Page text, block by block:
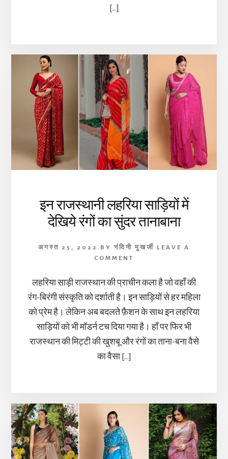
[…]
इन राजस्थानी लहरिया साड़ियों में
देखिये रंगों का सुंदर तानाबाना
अगस्त 25, 2022 BY नंदिनी मुखर्जी
LEAVE A
COMMENT
लहरिया साड़ी राजस्थान की प्राचीन कला है जो वहाँ की
रंग-बिरंगी संस्कृति को दर्शाती है। इन साड़ियों से हर महिला
को प्रेम है। लेकिन अब बदलते फ़ैशन के साथ इन लहरिया
साड़ियों को भी मॉडर्न टच दिया गया है। हाँ पर फिर भी
राजस्थान की मिट्टी की खुशबू और रंगों का ताना-बना वैसे
का वैसा […]